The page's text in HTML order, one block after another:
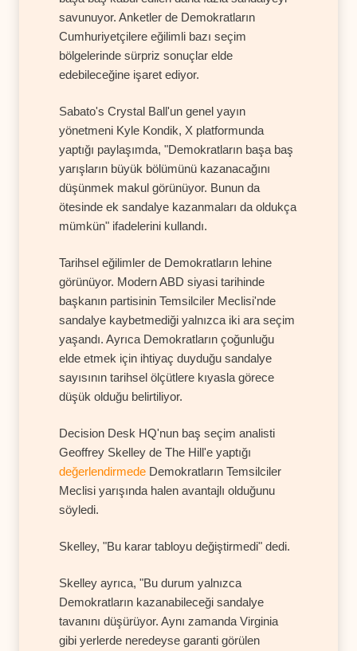
savunuyor. Anketler de Demokratların
Cumhuriyetçilere eğilimli bazı seçim
bölgelerinde sürpriz sonuçlar elde
edebileceğine işaret ediyor.
Sabato's Crystal Ball'un genel yayın
yönetmeni Kyle Kondik, X platformunda
yaptığı paylaşımda, "Demokratların başa baş
yarışların büyük bölümünü kazanacağını
düşünmek makul görünüyor. Bunun da
ötesinde ek sandalye kazanmaları da oldukça
mümkün" ifadelerini kullandı.
Tarihsel eğilimler de Demokratların lehine
görünüyor. Modern ABD siyasi tarihinde
başkanın partisinin Temsilciler Meclisi'nde
sandalye kaybetmediği yalnızca iki ara seçim
yaşandı. Ayrıca Demokratların çoğunluğu
elde etmek için ihtiyaç duyduğu sandalye
sayısının tarihsel ölçütlere kıyasla görece
düşük olduğu belirtiliyor.
Decision Desk HQ'nun baş seçim analisti
Geoffrey Skelley de The Hill'e yaptığı
değerlendirmede Demokratların Temsilciler
Meclisi yarışında halen avantajlı olduğunu
söyledi.
Skelley, "Bu karar tabloyu değiştirmedi" dedi.
Skelley ayrıca, "Bu durum yalnızca
Demokratların kazanabileceği sandalye
tavanını düşürüyor. Aynı zamanda Virginia
gibi yerlerde neredeyse garanti görülen